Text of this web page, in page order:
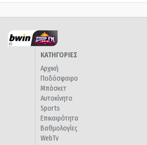
ΚΑΤΗΓΟΡΙΕΣ
Αρχική
Ποδόσφαιρο
Μπάσκετ
Αυτοκίνητο
Sports
Επικαιρότητα
Βαθμολογίες
WebTv